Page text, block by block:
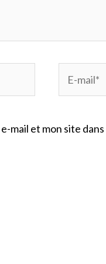
mail*
mail et mon site